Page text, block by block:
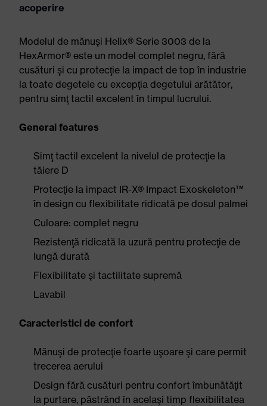
acoperire
Modelul de mănuşi Helix® Serie 3003 de la
HexArmor® este un model complet negru, fără
cusături şi cu protecţie la impact de top în industrie
la toate degetele cu excepţia degetului arătător,
pentru simţ tactil excelent în timpul lucrului.
General features
Simţ tactil excelent la nivelul de protecţie la
tăiere D
Protecţie la impact IR-X® Impact Exoskeleton™
în design cu flexibilitate ridicată pe dosul palmei
Culoare: complet negru
Rezistenţă ridicată la uzură pentru protecţie de
lungă durată
Flexibilitate şi tactilitate supremă
Lavabil
Caracteristici de confort
Mănuşi de protecţie foarte uşoare şi care permit
trecerea aerului
Design fără cusături pentru confort îmbunătăţit
la purtare, păstrând în acelaşi timp flexibilitatea